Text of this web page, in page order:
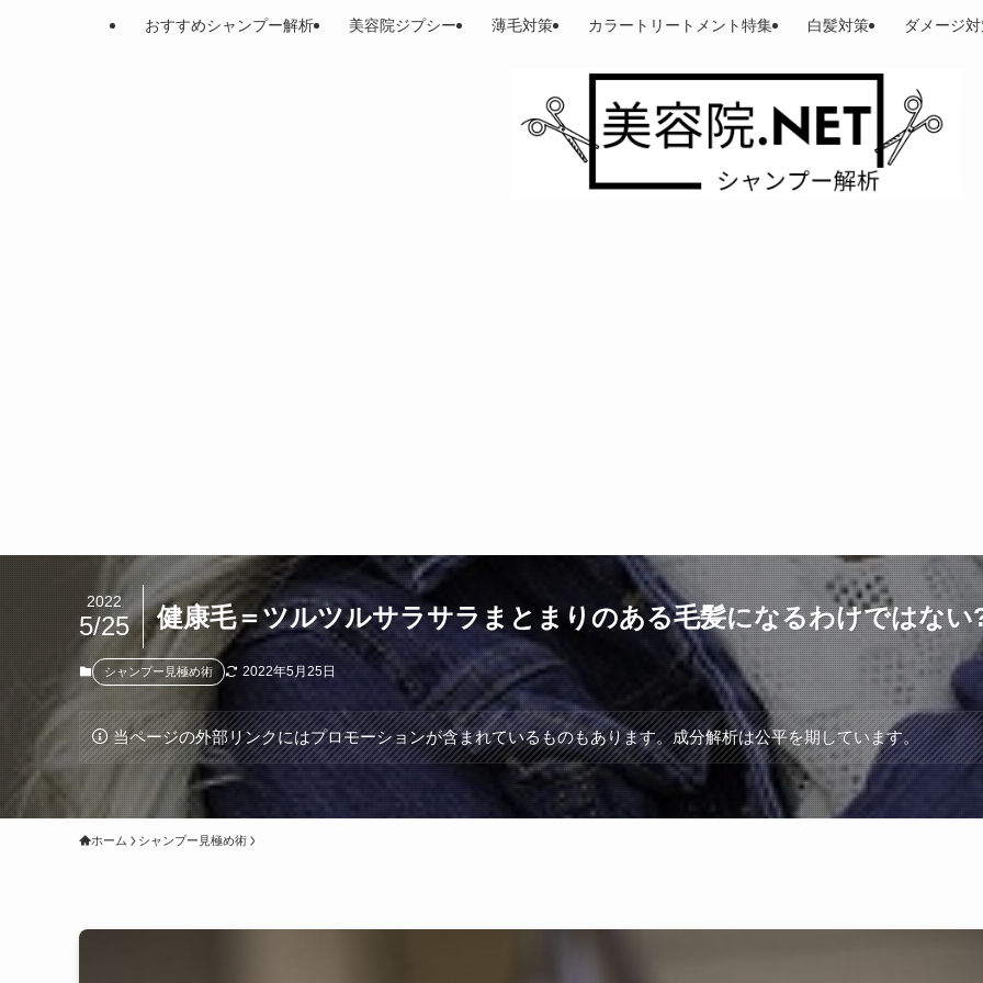
おすすめシャンプー解析 美容院ジプシー 薄毛対策 カラートリートメント特集 白髪対策 ダメージ
健康毛＝ツルツルサラサラまとまりのある毛髪になるわけではない
2022
5/25
シャンプー見極め術 2022年5月25日
当ページの外部リンクにはプロモーションが含まれているものもあります。成分解析は公平を期しています。
ホーム シャンプー見極め術